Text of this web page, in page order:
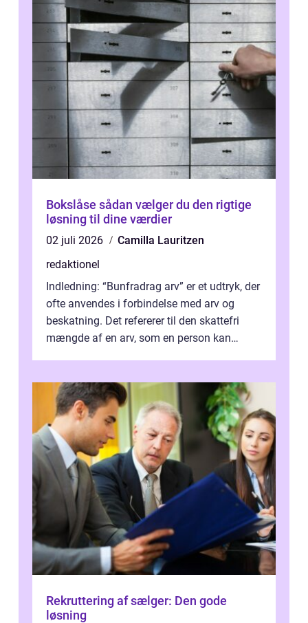
Bokslåse sådan vælger du den rigtige
løsning til dine værdier
02 juli 2026
Camilla Lauritzen
redaktionel
Indledning: “Bunfradrag arv” er et udtryk, der
ofte anvendes i forbindelse med arv og
beskatning. Det refererer til den skattefri
mængde af en arv, som en person kan
Rekruttering af sælger: Den gode
løsning